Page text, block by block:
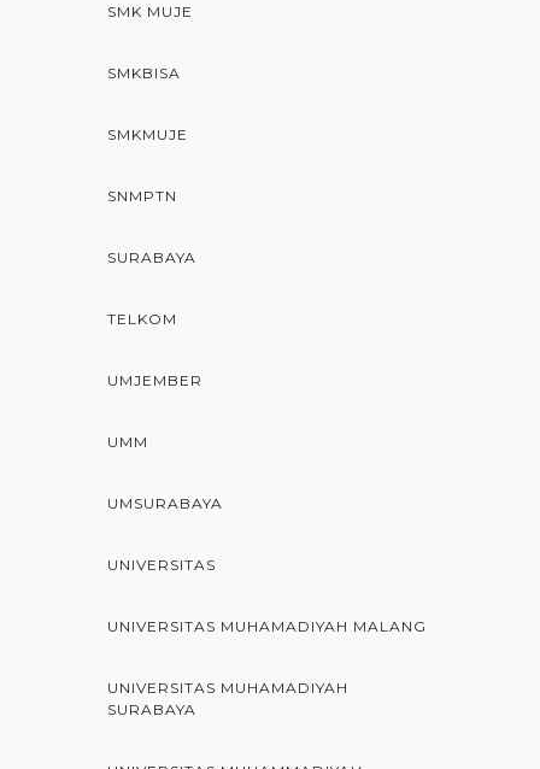
SMK MUJE
SMKBISA
SMKMUJE
SNMPTN
SURABAYA
TELKOM
UMJEMBER
UMM
UMSURABAYA
UNIVERSITAS
UNIVERSITAS MUHAMADIYAH MALANG
UNIVERSITAS MUHAMADIYAH
SURABAYA